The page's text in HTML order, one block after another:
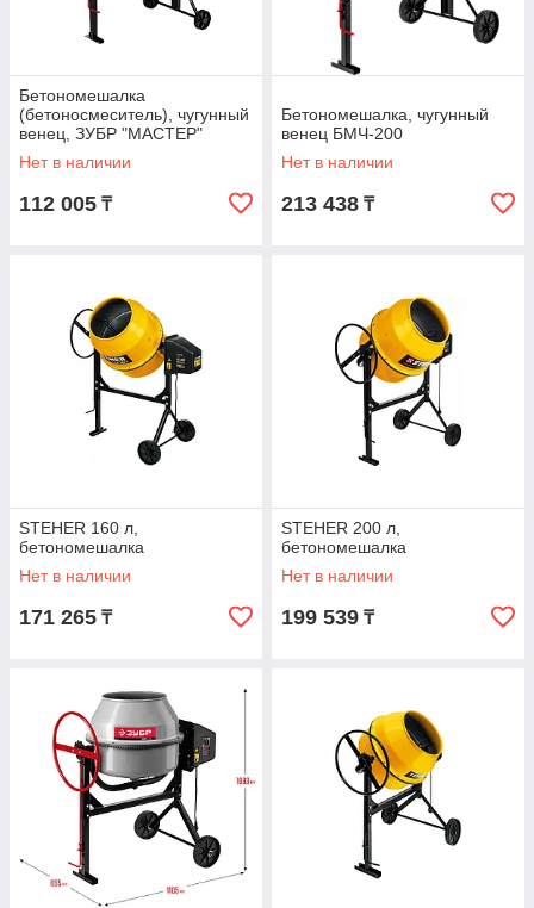
Бетономешалка
(бетоносмеситель), чугунный
венец, ЗУБР "МАСТЕР"
БС-180-850, 180л, 850Вт
(БС-180-850)
Нет в наличии
112 005 ₸
Бетономешалка, чугунный
венец БМЧ-200
Нет в наличии
213 438 ₸
STEHER 160 л,
бетономешалка
Нет в наличии
171 265 ₸
STEHER 200 л,
бетономешалка
Нет в наличии
199 539 ₸